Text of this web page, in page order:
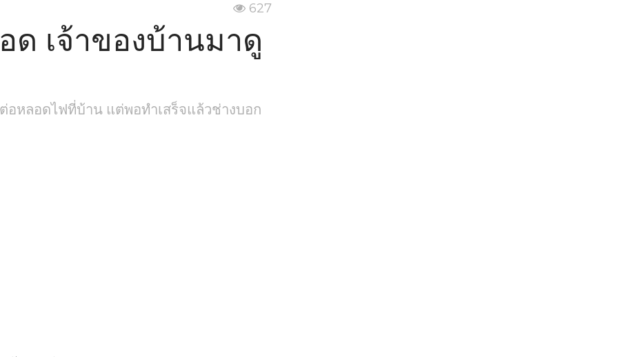
627
ด เจ้าของบ้านมาดู
อหลอดไฟที่บ้าน แต่พอทำเสร็จแล้วช่างบอก